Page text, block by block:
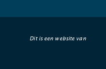
Dit is een website van